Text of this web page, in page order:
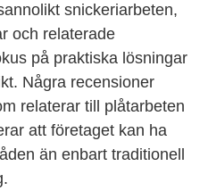
snickeriarbeten,
och relaterade
på praktiska lösningar
Några recensioner
relaterar till plåtarbeten
att företaget kan ha
än enbart traditionell